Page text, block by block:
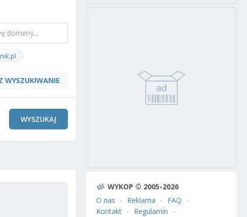
WYSZUKIWANIE
WYSZUKAJ
WYKOP © 2005-2026
O nas
Reklama
FAQ
Kontakt
Regulamin